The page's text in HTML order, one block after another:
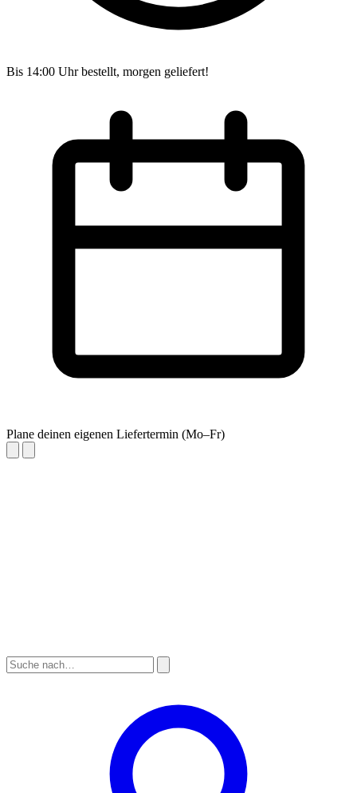
Bis 14:00 Uhr bestellt, morgen geliefert!
Plane deinen eigenen Liefertermin (Mo–Fr)